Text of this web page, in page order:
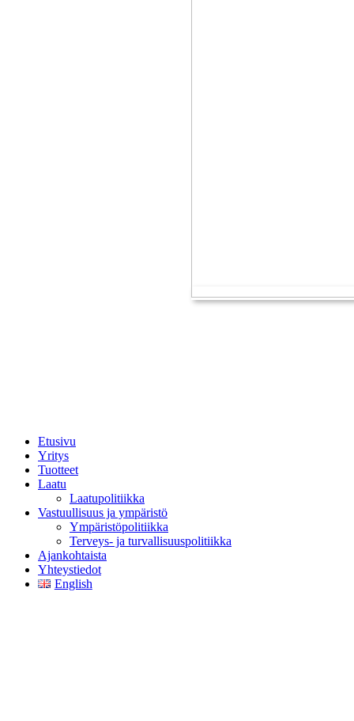
Etusivu
Yritys
Tuotteet
Laatu
Laatupolitiikka
Vastuullisuus ja ympäristö
Ympäristöpolitiikka
Terveys- ja turvallisuuspolitiikka
Ajankohtaista
Yhteystiedot
English